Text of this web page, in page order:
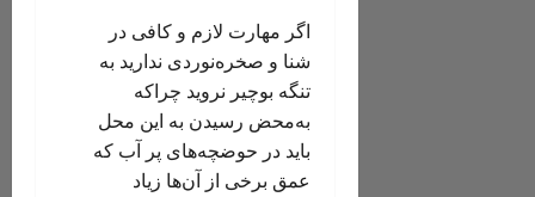
اگر مهارت لازم و کافی در
شنا و صخره‌نوردی ندارید به
تنگه بوچیر نروید چراکه
به‌محض رسیدن به این محل
باید در حوضچه‌های پر آب که
عمق برخی از آن‌ها زیاد